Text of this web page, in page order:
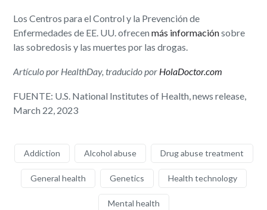
Los Centros para el Control y la Prevención de
Enfermedades de EE. UU. ofrecenmás informaciónsobre
las sobredosis y las muertes por las drogas.
Artículo por HealthDay, traducido por HolaDoctor.com
FUENTE: U.S. National Institutes of Health, news release,
March 22, 2023
Addiction Alcohol abuse Drug abuse treatment
General health Genetics Health technology
Mental health